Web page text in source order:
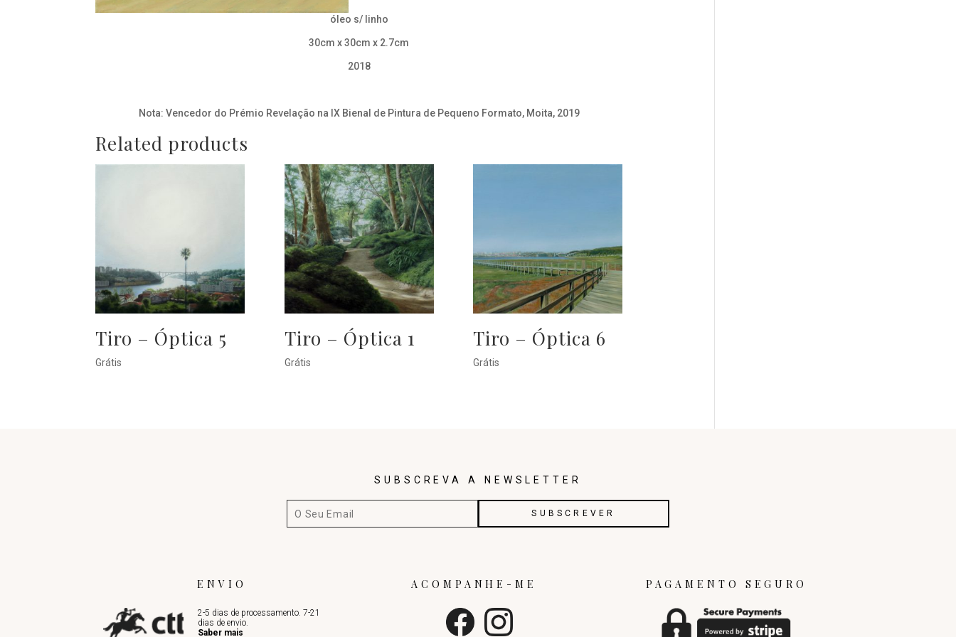
óleo s/ linho
30cm x 30cm x 2.7cm
2018
Nota: Vencedor do Prémio Revelação na IX Bienal de Pintura de Pequeno Formato, Moita, 2019
Related products
Tiro – Óptica 5
Grátis
Tiro – Óptica 1
Grátis
Tiro – Óptica 6
Grátis
SUBSCREVA A NEWSLETTER
ENVIO
2-5 dias de processamento. 7-21
dias de envio.
Saber mais
ACOMPANHE-ME PAGAMENTO SEGURO